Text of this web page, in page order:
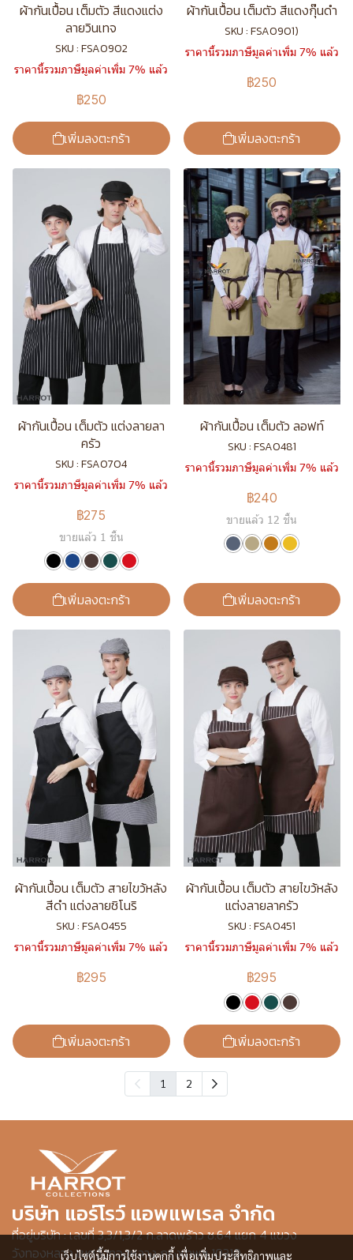
ผ้ากันเปื้อน เต็มตัว สีแดงแต่ง
ลายวินเทจ
SKU : FSA0902
ราคานี้รวมภาษีมูลค่าเพิ่ม 7% แล้ว
฿250
เพิ่มลงตะกร้า
ผ้ากันเปื้อน เต็มตัว สีแดงกุ๊นดำ
SKU : FSA0901)
ราคานี้รวมภาษีมูลค่าเพิ่ม 7% แล้ว
฿250
เพิ่มลงตะกร้า
ผ้ากันเปื้อน เต็มตัว แต่งลายลา
ครัว
SKU : FSA0704
ราคานี้รวมภาษีมูลค่าเพิ่ม 7% แล้ว
฿275
ขายแล้ว 1 ชิ้น
เพิ่มลงตะกร้า
ผ้ากันเปื้อน เต็มตัว ลอฟท์
SKU : FSA0481
ราคานี้รวมภาษีมูลค่าเพิ่ม 7% แล้ว
฿240
ขายแล้ว 12 ชิ้น
เพิ่มลงตะกร้า
ผ้ากันเปื้อน เต็มตัว สายไขว้หลัง
สีดำ แต่งลายชิโนริ
SKU : FSA0455
ราคานี้รวมภาษีมูลค่าเพิ่ม 7% แล้ว
฿295
เพิ่มลงตะกร้า
ผ้ากันเปื้อน เต็มตัว สายไขว้หลัง
แต่งลายลาครัว
SKU : FSA0451
ราคานี้รวมภาษีมูลค่าเพิ่ม 7% แล้ว
฿295
เพิ่มลงตะกร้า
1 2
เว็บไซต์นี้มีการใช้งานคุกกี้ เพื่อเพิ่มประสิทธิภาพและ
บริษัท แอร์โรว์ แอพแพเรล จำกัด
ที่อยู่บริษัท : เลขที่ 3,3/1,3/2 ก.ลาดพร้าว ซ.64 แยก 4 แขวง
วังทองหลาง เขตวังทองหลาง กรุงเทพฯ 10310